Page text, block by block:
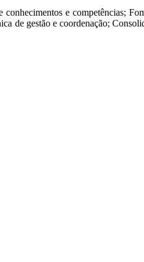
e competências;
de gestão e coordenação;